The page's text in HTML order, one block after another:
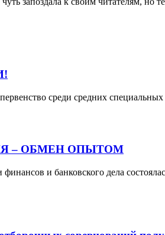
среди средних
– ОБМЕН ОПЫТОМ
и банковского дела